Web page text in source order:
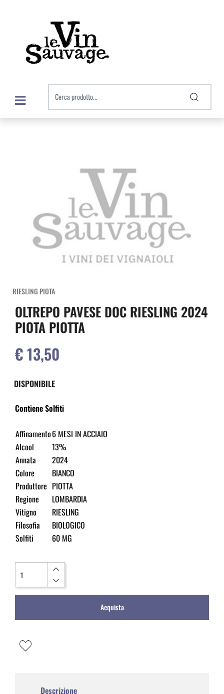
Open menu
RIESLING PIOTA
OLTREPO PAVESE DOC RIESLING 2024
PIOTA PIOTTA
€ 13,50
DISPONIBILE
Contiene Solfiti
Affinamento6 MESI IN ACCIAIO
Alcool
13%
Annata
2024
Colore
BIANCO
Produttore PIOTTA
Regione
LOMBARDIA
Vitigno
RIESLING
Filosofia
BIOLOGICO
Solfiti
60 MG
Acquista
Descrizione